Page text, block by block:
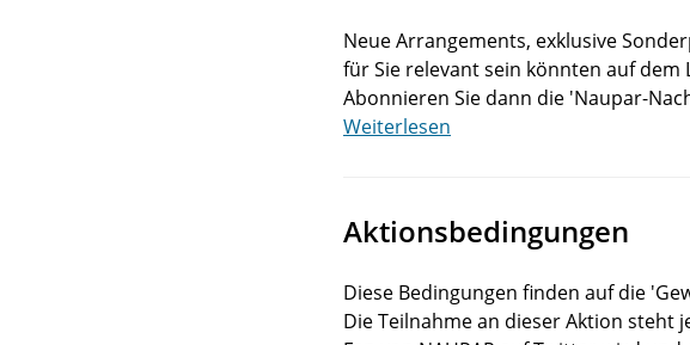
Neue Arrangements, exklusive
für Sie relevant sein könnten auf dem
Abonnieren Sie dann die 'Naupar-
Weiterlesen
Aktionsbedingungen
Diese Bedingungen finden auf die
Die Teilnahme an dieser Aktion steht